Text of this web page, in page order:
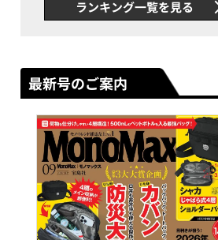
ランキング一覧を見る
最新号のご案内